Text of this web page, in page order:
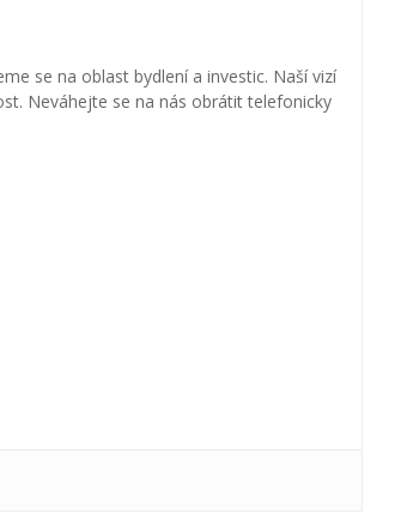
se na oblast bydlení a investic. Naší vizí
Neváhejte se na nás obrátit telefonicky